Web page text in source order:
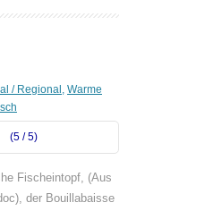
/ Regional , Warme
(5 /5)
Fischeintopf, (Aus
der Bouillabaisse